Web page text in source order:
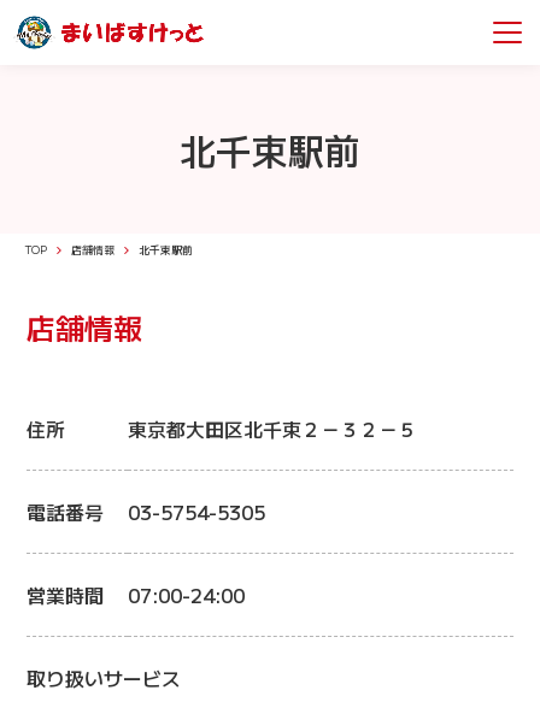
北千束駅前
TOP 店舗情報 北千束駅前
店舗情報
住所 東京都大田区北千束２－３２－５
電話番号 03-5754-5305
営業時間 07:00-24:00
取り扱いサービス